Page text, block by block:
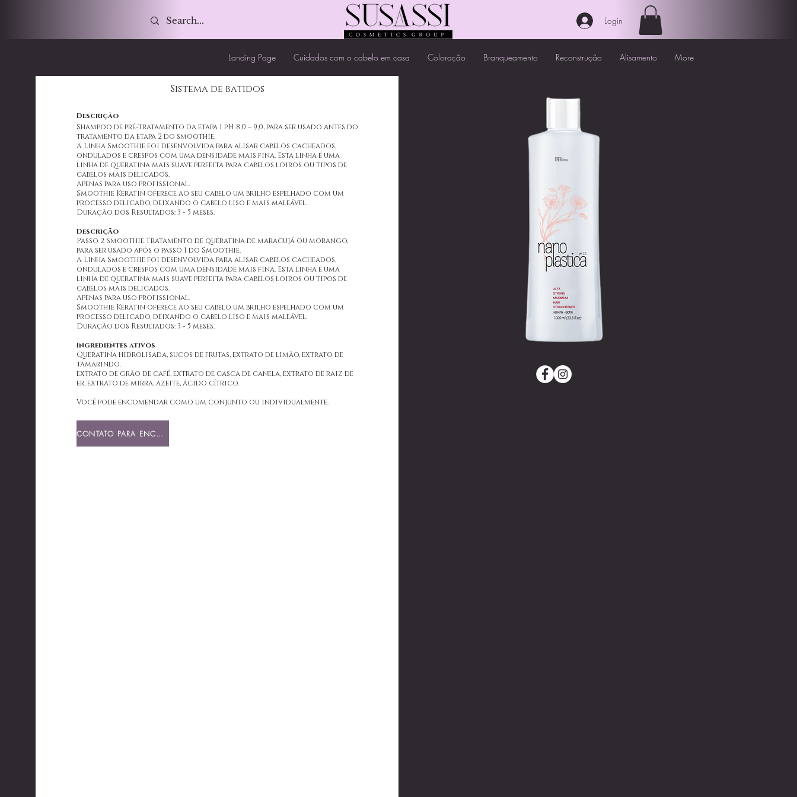
Login
Landing Page Cuidados com o cabelo em casa Coloração Branqueamento Reconstrução Alisamento More
Sistema de batidos
Descrição
Shampoo de pré-tratamento da etapa 1 pH 8,0 – 9,0, para ser usado antes do
tratamento da etapa 2 do smoothie.
A Linha Smoothie foi desenvolvida para alisar cabelos cacheados,
ondulados e crespos com uma densidade mais fina. Esta linha é uma
linha de queratina mais suave perfeita para cabelos loiros ou tipos de
cabelos mais delicados.
Apenas para uso profissional.
Smoothie Keratin oferece ao seu cabelo um brilho espelhado com um
processo delicado, deixando o cabelo liso e mais maleável.
Duração dos Resultados: 3 - 5 meses.
Descrição
Passo 2 Smoothie Tratamento de queratina de maracujá ou morango,
para ser usado após o passo 1 do Smoothie.
A Linha Smoothie foi desenvolvida para alisar cabelos cacheados,
ondulados e crespos com uma densidade mais fina. Esta linha é uma
linha de queratina mais suave perfeita para cabelos loiros ou tipos de
cabelos mais delicados.
Apenas para uso profissional.
Smoothie Keratin oferece ao seu cabelo um brilho espelhado com um
processo delicado, deixando o cabelo liso e mais maleável.
Duração dos Resultados: 3 - 5 meses.
Ingredientes ativos
Queratina hidrolisada, sucos de frutas, extrato de limão, extrato de
tamarindo,
extrato de grão de café, extrato de casca de canela, extrato de raiz de
er, extrato de mirra, azeite, ácido cítrico.
Você pode encomendar como um conjunto ou individualmente.
CONTATO PARA ENCOMENDAR